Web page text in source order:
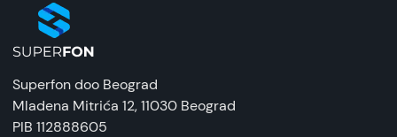
artikala budu što tačnije i detaljnije ali ne može
da garantuje da su svi podaci apsolutno ispravni.
Superfon doo Beograd
Mladena Mitrića 12, 11030 Beograd
PIB 112888605